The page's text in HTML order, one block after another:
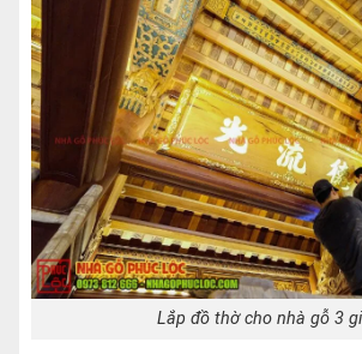
Lắp đồ thờ cho nhà gỗ 3